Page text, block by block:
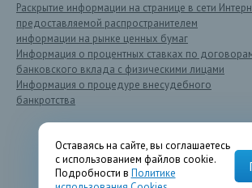
Раскрытие информации на странице в сети
предоставляемой распространителем
информации на рынке ценных бумаг
Информация о процентных ставках по
банковского вклада с физическими лицами
Информация о процедуре внесудебного
банкротства
Оставаясь на сайте, вы соглашаетесь
с использованием файлов cookie.
Подробности в Политике